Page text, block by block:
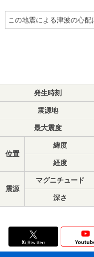
この地震による津波の心配
発生時刻
震源地
最大震度
位置
緯度
経度
震源
マグニチュード
深さ